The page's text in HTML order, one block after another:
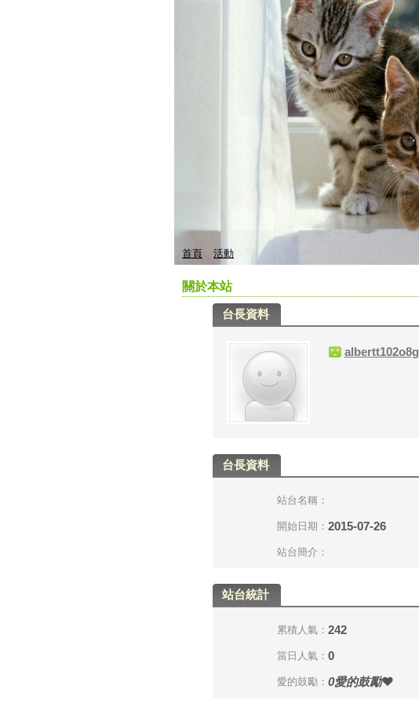
首頁 活動
關於本站
台長資料
albertt102o8g
台長資料
站台名稱：
開始日期： 2015-07-26
站台簡介：
站台統計
累積人氣： 242
當日人氣： 0
愛的鼓勵： 0愛的鼓勵